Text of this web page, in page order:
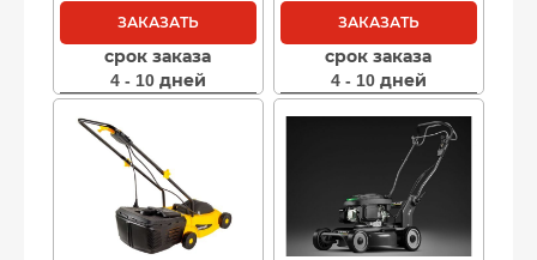
ЗАКАЗАТЬ
срок заказа
4 - 10 дней
ЗАКАЗАТЬ
срок заказа
4 - 10 дней